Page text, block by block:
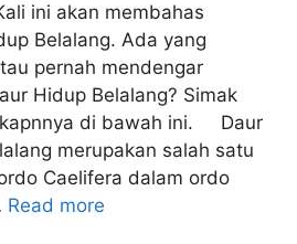
ini akan membahas
Belalang. Ada yang
pernah mendengar
Hidup Belalang? Simak
di bawah ini. Daur
merupakan salah satu
Caelifera dalam ordo
Read more